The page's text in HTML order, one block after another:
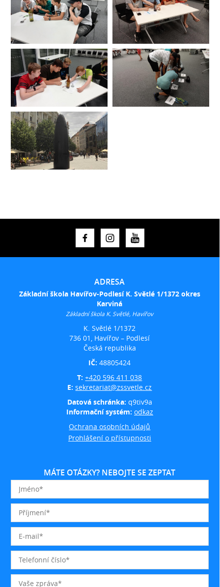
ADRESA
Základní škola Havířov-Podlesí K. Světlé 1/1372 okres
Karviná
Základní škola K. Světlé, Havířov
K. Světlé 1/1372
736 01, Havířov – Podlesí
Česká republika
IČ:48805424
T:+420 596 411 038
E:sekretariat@zssvetle.cz
Datová schránka: q9tiv9a
Informační systém: odkaz
Ochrana osobních údajů
Prohlášení o přístupnosti
MÁTE OTÁZKY? NEBOJTE SE ZEPTAT